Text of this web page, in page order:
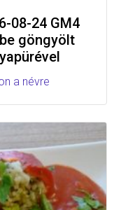
08-24 GM4
göngyölt
a névre